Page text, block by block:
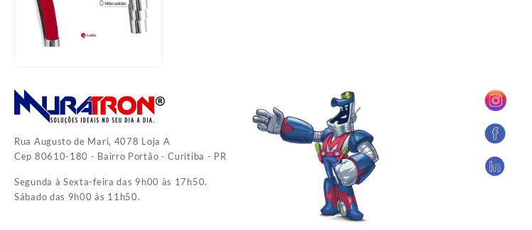
Rua Augusto de Mari, 4078 Loja A
Cep 80610-180 - Bairro Portão - Curitiba - PR
Segunda à Sexta-feira das 9h00 às 17h50.
Sábado das 9h00 às 11h50.